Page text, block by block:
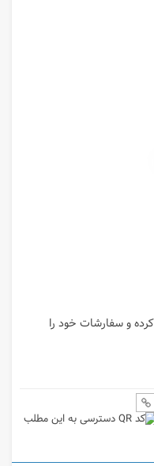
و سفارشات خود را